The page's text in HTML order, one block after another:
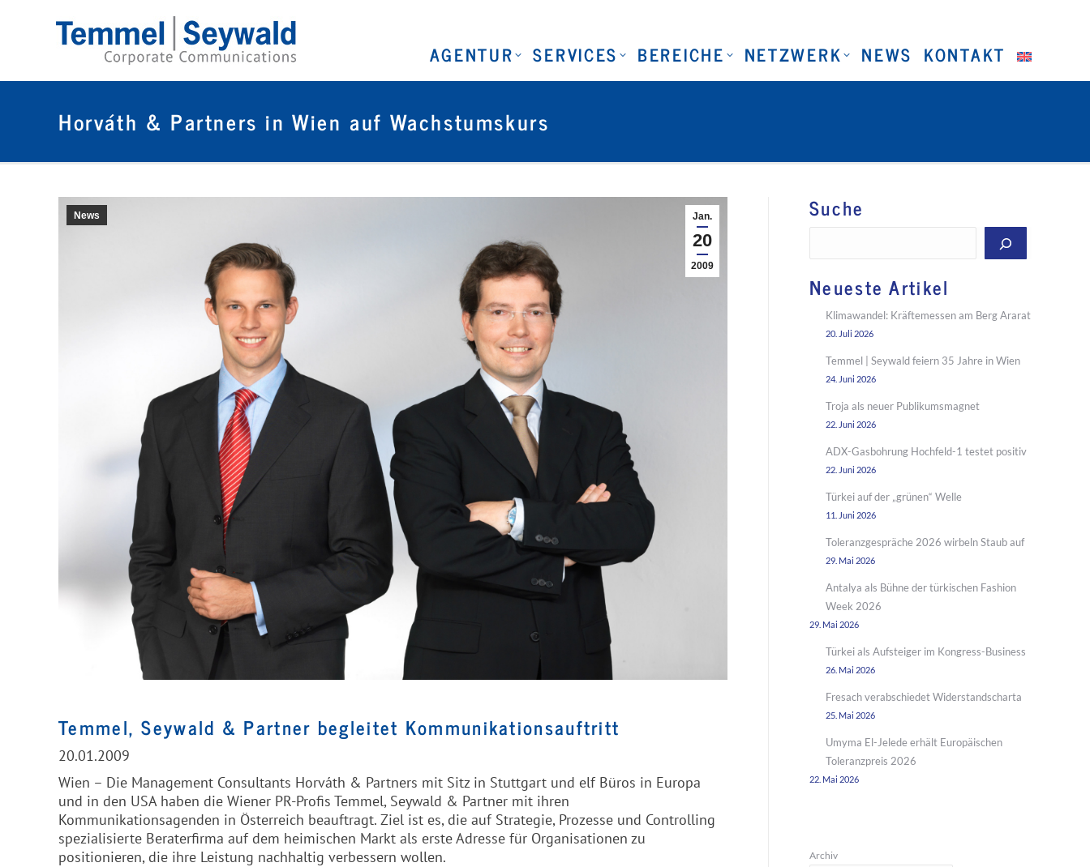
AGENTUR SERVICES BEREICHE NETZWERK NEWS KONTAKT
Horváth & Partners in Wien auf Wachstumskurs
Jan.
20
2009
News
Temmel, Seywald & Partner begleitet Kommunikationsauftritt
20.01.2009
Wien – Die Management Consultants Horváth & Partners mit Sitz in Stuttgart und elf Büros in Europa
und in den USA haben die Wiener PR-Profis Temmel, Seywald & Partner mit ihren
Kommunikationsagenden in Österreich beauftragt. Ziel ist es, die auf Strategie, Prozesse und Controlling
spezialisierte Beraterfirma auf dem heimischen Markt als erste Adresse für Organisationen zu
positionieren, die ihre Leistung nachhaltig verbessern wollen.
Suche
Neueste Artikel
Klimawandel: Kräftemessen am Berg Ararat
20. Juli 2026
Temmel | Seywald feiern 35 Jahre in Wien
24. Juni 2026
Troja als neuer Publikumsmagnet
22. Juni 2026
ADX-Gasbohrung Hochfeld-1 testet positiv
22. Juni 2026
Türkei auf der „grünen“ Welle
11. Juni 2026
Toleranzgespräche 2026 wirbeln Staub auf
29. Mai 2026
Antalya als Bühne der türkischen Fashion
Week 2026
29. Mai 2026
Türkei als Aufsteiger im Kongress-Business
26. Mai 2026
Fresach verabschiedet Widerstandscharta
25. Mai 2026
Umyma El-Jelede erhält Europäischen
Toleranzpreis 2026
22. Mai 2026
Archiv